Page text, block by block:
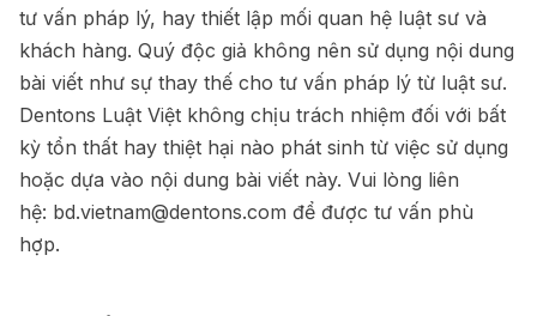
tư vấn pháp lý, hay thiết lập mối quan hệ luật sư và
khách hàng. Quý độc giả không nên sử dụng nội dung
bài viết như sự thay thế cho tư vấn pháp lý từ luật sư.
Dentons Luật Việt không chịu trách nhiệm đối với bất
kỳ tổn thất hay thiệt hại nào phát sinh từ việc sử dụng
hoặc dựa vào nội dung bài viết này. Vui lòng liên
hệ: bd.vietnam@dentons.com để được tư vấn phù
hợp.